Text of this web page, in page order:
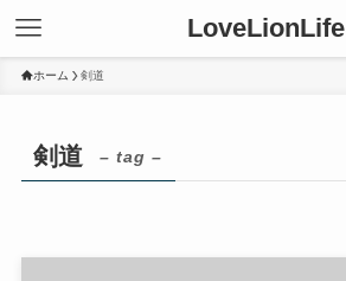
LoveLionLife
ホーム 剣道
剣道 – tag –